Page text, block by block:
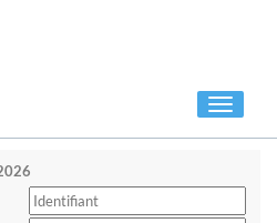
Toggle